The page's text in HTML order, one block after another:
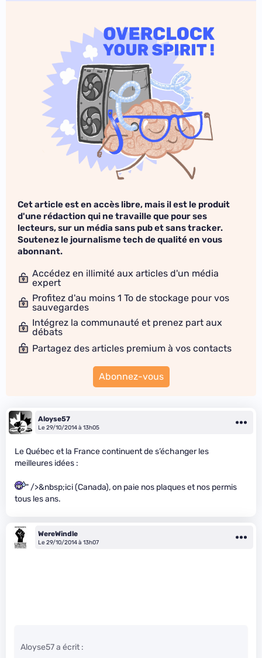
Cet article est en accès libre, mais il est le produit
d'une rédaction qui ne travaille que pour ses
lecteurs, sur un média sans pub et sans tracker.
Soutenez le journalisme tech de qualité en vous
abonnant.
Accédez en illimité aux articles d'un média
expert
Profitez d'au moins 1 To de stockage pour vos
sauvegardes
Intégrez la communauté et prenez part aux
débats
Partagez des articles premium à vos contacts
Abonnez-vous
Aloyse57
Le 29/10/2014 à 13h05
Le Québec et la France continuent de s’échanger les
meilleures idées :
" />&nbsp;ici (Canada), on paie nos plaques et nos permis
tous les ans.
WereWindle
Le 29/10/2014 à 13h07
Aloyse57 a écrit :